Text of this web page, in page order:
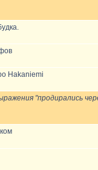
Hakaniemi
"продирались